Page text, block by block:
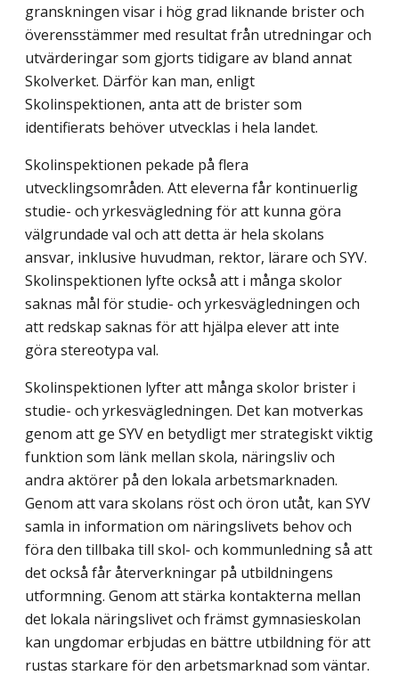
granskningen visar i hög grad liknande brister och
överensstämmer med resultat från utredningar och
utvärderingar som gjorts tidigare av bland annat
Skolverket. Därför kan man, enligt
Skolinspektionen, anta att de brister som
identifierats behöver utvecklas i hela landet.
Skolinspektionen pekade på flera
utvecklingsområden. Att eleverna får kontinuerlig
studie- och yrkesvägledning för att kunna göra
välgrundade val och att detta är hela skolans
ansvar, inklusive huvudman, rektor, lärare och SYV.
Skolinspektionen lyfte också att i många skolor
saknas mål för studie- och yrkesvägledningen och
att redskap saknas för att hjälpa elever att inte
göra stereotypa val.
Skolinspektionen lyfter att många skolor brister i
studie- och yrkesvägledningen. Det kan motverkas
genom att ge SYV en betydligt mer strategiskt viktig
funktion som länk mellan skola, näringsliv och
andra aktörer på den lokala arbetsmarknaden.
Genom att vara skolans röst och öron utåt, kan SYV
samla in information om näringslivets behov och
föra den tillbaka till skol- och kommunledning så att
det också får återverkningar på utbildningens
utformning. Genom att stärka kontakterna mellan
det lokala näringslivet och främst gymnasieskolan
kan ungdomar erbjudas en bättre utbildning för att
rustas starkare för den arbetsmarknad som väntar.